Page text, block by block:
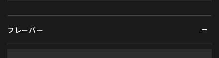
フレーバー